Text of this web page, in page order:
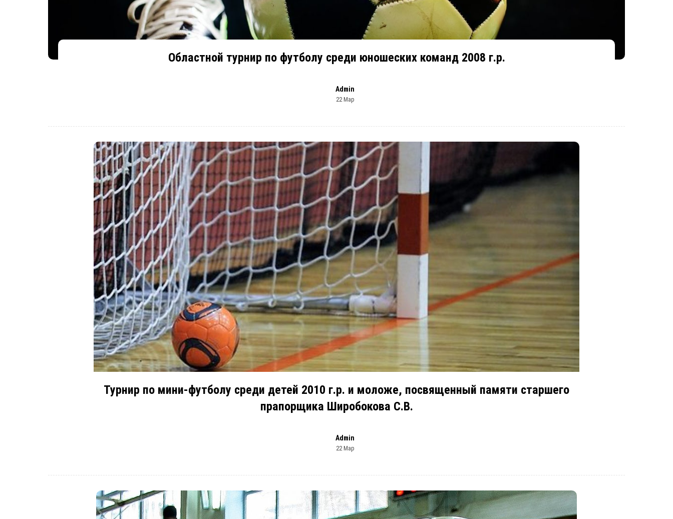
Областной турнир по футболу среди юношеских команд 2008 г.р.
Admin
22 Мар
Турнир по мини-футболу среди детей 2010 г.р. и моложе, посвященный памяти старшего
прапорщика Широбокова С.В.
Admin
22 Мар